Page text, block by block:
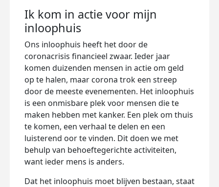
Ik kom in actie voor mijn
inloophuis
Ons inloophuis heeft het door de
coronacrisis financieel zwaar. Ieder jaar
komen duizenden mensen in actie om geld
op te halen, maar corona trok een streep
door de meeste evenementen. Het inloophuis
is een onmisbare plek voor mensen die te
maken hebben met kanker. Een plek om thuis
te komen, een verhaal te delen en een
luisterend oor te vinden. Dit doen we met
behulp van behoeftegerichte activiteiten,
want ieder mens is anders.
Dat het inloophuis moet blijven bestaan, staat